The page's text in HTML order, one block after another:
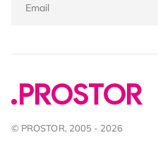
© PROSTOR, 2005 - 2026